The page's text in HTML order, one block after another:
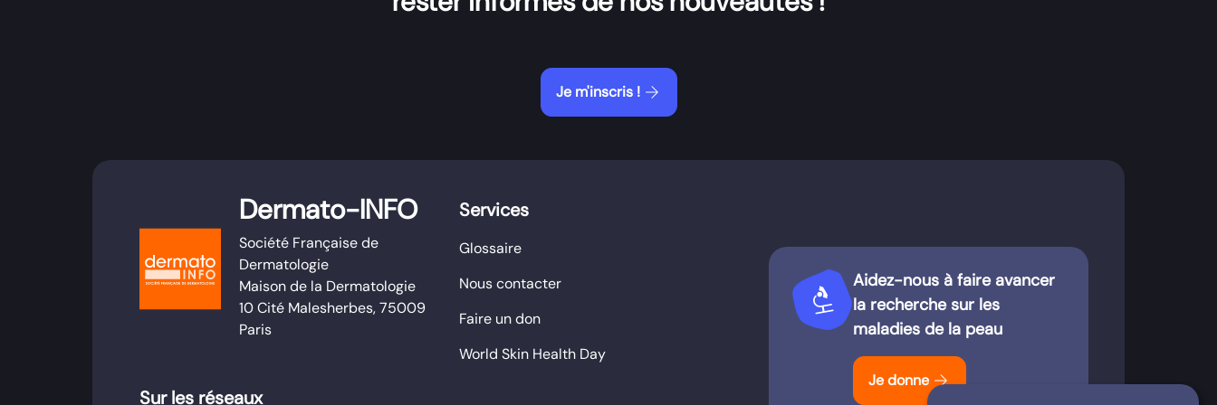
Je m'inscris ! arrow_forward
Dermato-INFO
Société Française de
Dermatologie
Maison de la Dermatologie
10 Cité Malesherbes, 75009
Paris
Sur les réseaux
Services
Glossaire
Nous contacter
Faire un don
World Skin Health Day
biotech Aidez-nous à faire avancer
la recherche sur les
maladies de la peau
Je donne arrow_forward